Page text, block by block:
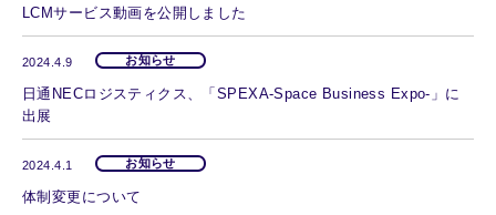
LCMサービス動画を公開しました
2024.4.9 お知らせ
日通NECロジスティクス、「SPEXA-Space Business Expo-」に
出展
2024.4.1 お知らせ
体制変更について